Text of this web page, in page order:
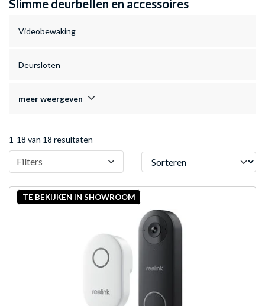
Slimme deurbellen en accessoires
Videobewaking
Deursloten
meer weergeven
1-18 van 18 resultaten
Filters Sorteren
TE BEKIJKEN IN SHOWROOM